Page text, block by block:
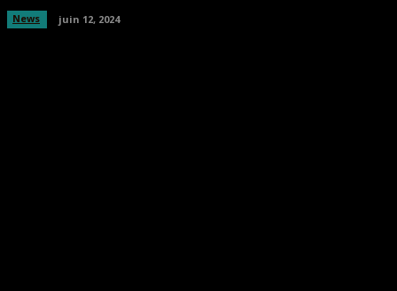
News juin 12, 2024